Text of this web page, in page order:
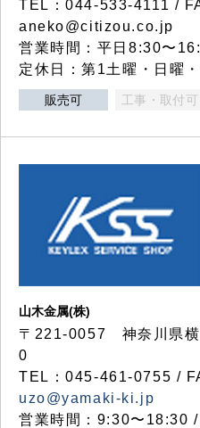
TEL：044-533-4111 /
aneko@citizou.co.jp
営業時間：平日8:30〜
定休日：第1土曜・日曜
販売可 工事・取付可
山木金属(株)
〒221-0057 神奈川県横
0
TEL：045-461-0755 /
uzo@yamaki-ki.jp
営業時間：9:30〜18:30